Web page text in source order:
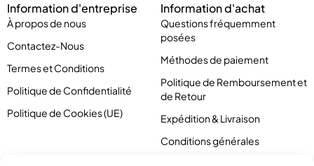
Information d'entreprise
À propos de nous
Contactez-Nous
Termes et Conditions
Politique de Confidentialité
Politique de Cookies (UE)
Information d'achat
Questions fréquemment
posées
Méthodes de paiement
Politique de Remboursement et
de Retour
Expédition & Livraison
Conditions générales